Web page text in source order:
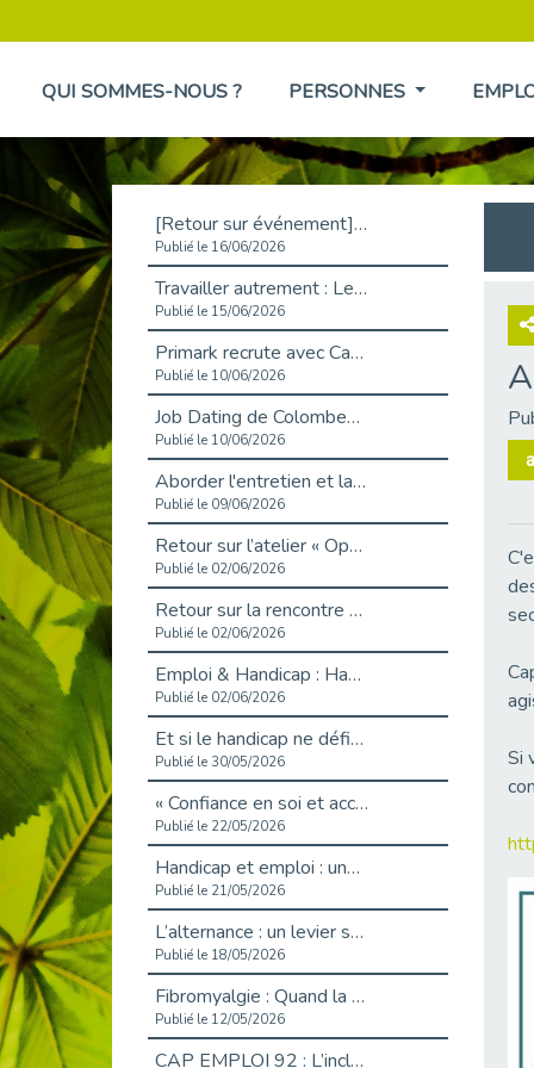
QUI SOMMES-NOUS ? PERSONNES
[Retour sur événement] L'inclusion au cœur de la Place de l'Emploi à La Défense !
Publié le 16/06/2026
Travailler autrement : Le défi de l'intégration des maladies chroniques en entreprise
Publié le 15/06/2026
Primark recrute avec Cap Emploi 92, une matinée couronnée de succès !
Publié le 10/06/2026
Job Dating de Colombes – Emploi et Insertion
Publié le 10/06/2026
Aborder l'entretien et la situation de handicap en toute confiance
Publié le 09/06/2026
Retour sur l’atelier « Optimiser sa recherche d’emploi »
Publié le 02/06/2026
Retour sur la rencontre entre Cap Emploi 92 et Thales (Campus Meudon)
Publié le 02/06/2026
Emploi & Handicap : Hachette Livre et Cap emploi 92 renforcent leur collaboration
Publié le 02/06/2026
Et si le handicap ne définissait plus la carrière ?
Publié le 30/05/2026
« Confiance en soi et acceptation du handicap » : un levier puissant vers l’emploi
Publié le 22/05/2026
Handicap et emploi : une matinée pour briser les tabous
Publié le 21/05/2026
L’alternance : un levier stratégique pour recruter et inclure durablement
Publié le 18/05/2026
Fibromyalgie : Quand la douleur invisible s’invite au bureau
Publié le 12/05/2026
CAP EMPLOI 92 : L’inclusion portée à son sommet, bien au-delà des quotas
Si